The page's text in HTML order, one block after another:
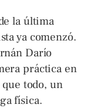
la última
ya comenzó.
Darío
práctica en
que todo, un
física.